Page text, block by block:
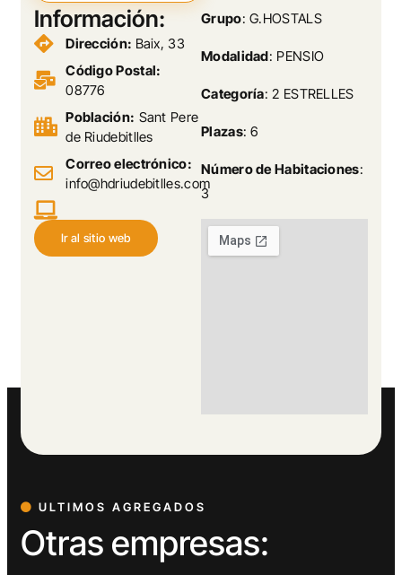
Grupo: G.HOSTALS
Modalidad: PENSIO
Categoría: 2 ESTRELLES
Plazas: 6
Número de Habitaciones:
3
Información:
Dirección: Baix, 33
Código Postal:
08776
Población: Sant Pere
de Riudebitlles
Correo electrónico:
info@hdriudebitlles.com
Ir al sitio web
ULTIMOS AGREGADOS
Otras empresas: